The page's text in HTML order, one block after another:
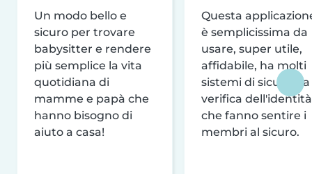
Un modo bello e
sicuro per trovare
babysitter e rendere
più semplice la vita
quotidiana di
mamme e papà che
hanno bisogno di
aiuto a casa!
Questa
è semplicissima da
usare, super utile,
affidabile, ha molti
sistemi di sicurezza
verifica dell'identità
che fanno sentire i
membri al sicuro.